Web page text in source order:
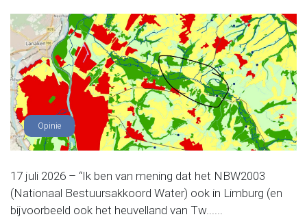
Opinie
17 juli 2026 – “Ik ben van mening dat het NBW2003
(Nationaal Bestuursakkoord Water) ook in Limburg (en
bijvoorbeeld ook het heuvelland van Tw......